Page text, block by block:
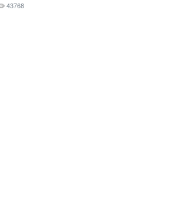
43768